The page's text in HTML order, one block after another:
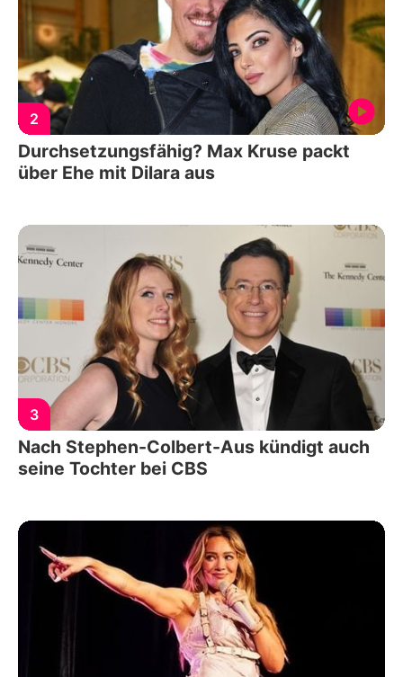
2
Durchsetzungsfähig? Max Kruse packt
über Ehe mit Dilara aus
3
Nach Stephen-Colbert-Aus kündigt auch
seine Tochter bei CBS